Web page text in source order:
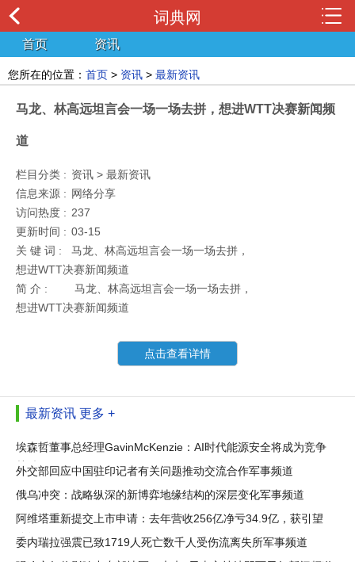
词典网
首页 资讯
您所在的位置： 首页 > 资讯 > 最新资讯
马龙、林高远坦言会一场一场去拼，想进WTT决赛新闻频
道
栏目分类 : 资讯 > 最新资讯
信息来源 : 网络分享
访问热度 : 237
更新时间 : 03-15
关 键 词 :
马龙、林高远坦言会一场一场去拼，
想进WTT决赛新闻频道
简 介 :
马龙、林高远坦言会一场一场去拼，
想进WTT决赛新闻频道
点击查看详情
最新资讯 更多 +
埃森哲董事总经理GavinMcKenzie：AI时代能源安全将成为竞争
关键
外交部回应中国驻印记者有关问题推动交流合作军事频道
俄乌冲突：战略纵深的新博弈地缘结构的深层变化军事频道
阿维塔重新提交上市申请：去年营收256亿净亏34.9亿，获引望
分红1.82
委内瑞拉强震已致1719人死亡数千人受伤流离失所军事频道